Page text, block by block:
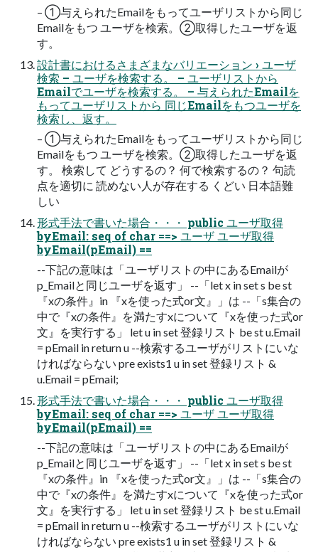
– ①与えられたEmailをもってユーザリストから同じ
Emailをもつ ユーザを検索。②取得したユーザを返
す。
設計書におけるさまざまなバリエーション › ユーザ
検索 – ユーザを検索する。 – ユーザリストから
Emailでユーザを検索する。 – 与えられたEmailを
もってユーザリストから 同じEmailをもつユーザを
検索し、返す。
– ①与えられたEmailをもってユーザリストから同じ
Emailをもつ ユーザを検索。②取得したユーザを返
す。 検索して どうするの？ 何で検索するの？ 句読
点を適切に 読めない人が存在する くどい 日本語難
しい
形式手法で書いた場合・・・ public ユーザ取得
byEmail: seq of char ==> ユーザ ユーザ取得
byEmail(pEmail) ==
--下記の意味は「ユーザリストの中にあるEmailが
p_Emailと同じユーザを返す」 --「let x in set s be st
『xの条件』in 『xを使った式or文』」は --「s集合の
中で『xの条件』を満たすxについて『xを使った式or
文』を実行する」 let u in set 登録リスト be st u.Email
= pEmail in return u --検索するユーザがリストにいな
ければならない pre exists1 u in set 登録リスト &
u.Email = pEmail;
形式手法で書いた場合・・・ public ユーザ取得
byEmail: seq of char ==> ユーザ ユーザ取得
byEmail(pEmail) ==
--下記の意味は「ユーザリストの中にあるEmailが
p_Emailと同じユーザを返す」 --「let x in set s be st
『xの条件』in 『xを使った式or文』」は --「s集合の
中で『xの条件』を満たすxについて『xを使った式or
文』を実行する」 let u in set 登録リスト be st u.Email
= pEmail in return u --検索するユーザがリストにいな
ければならない pre exists1 u in set 登録リスト &